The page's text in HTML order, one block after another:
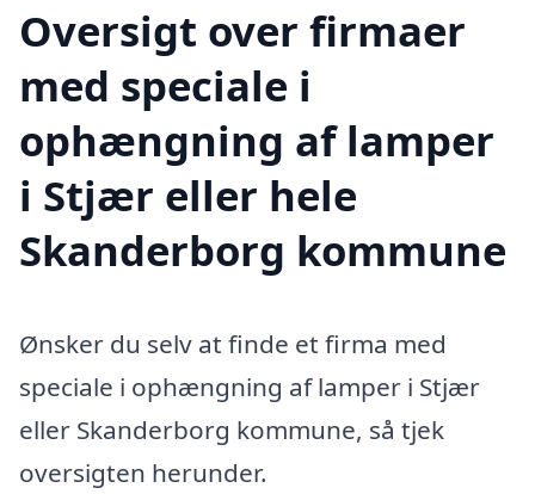
Oversigt over firmaer
med speciale i
ophængning af lamper
i Stjær eller hele
Skanderborg kommune
Ønsker du selv at finde et firma med
speciale i ophængning af lamper i Stjær
eller Skanderborg kommune, så tjek
oversigten herunder.